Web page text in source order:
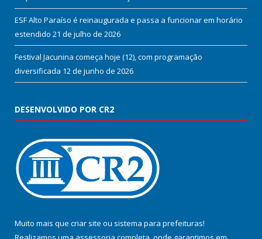
ESF Alto Paraíso é reinaugurada e passa a funcionar em horário
estendido 21 de julho de 2026
Festival Jacunina começa hoje (12), com programação
diversificada 12 de junho de 2026
DESENVOLVIDO POR CR2
Muito mais que criar site ou sistema para prefeituras!